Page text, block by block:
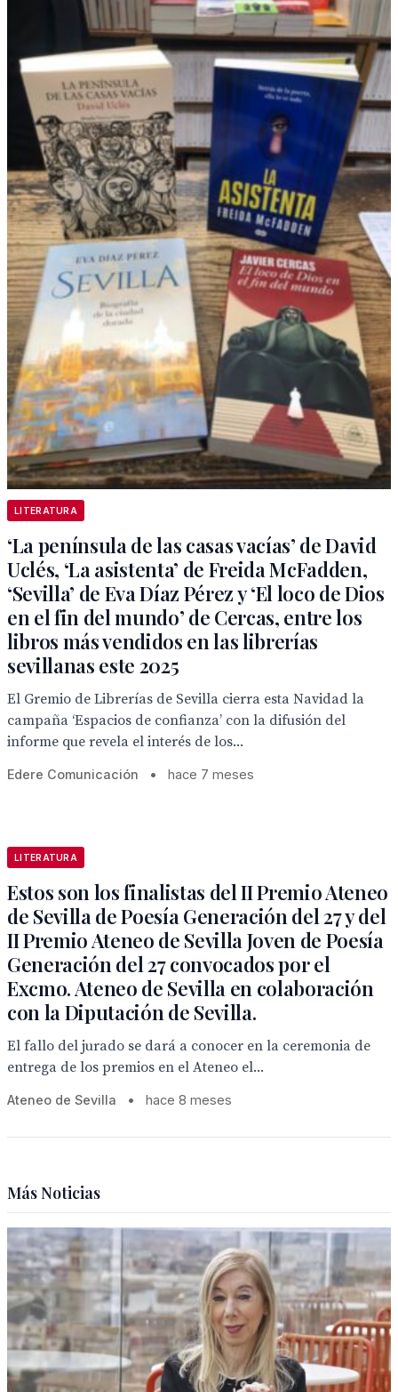
LITERATURA
‘La península de las casas vacías’ de David
Uclés, ‘La asistenta’ de Freida McFadden,
‘Sevilla’ de Eva Díaz Pérez y ‘El loco de Dios
en el fin del mundo’ de Cercas, entre los
libros más vendidos en las librerías
sevillanas este 2025
El Gremio de Librerías de Sevilla cierra esta Navidad la
campaña ‘Espacios de confianza’ con la difusión del
informe que revela el interés de los...
Edere Comunicación • hace 7 meses
LITERATURA
Estos son los finalistas del II Premio Ateneo
de Sevilla de Poesía Generación del 27 y del
II Premio Ateneo de Sevilla Joven de Poesía
Generación del 27 convocados por el
Excmo. Ateneo de Sevilla en colaboración
con la Diputación de Sevilla.
El fallo del jurado se dará a conocer en la ceremonia de
entrega de los premios en el Ateneo el...
Ateneo de Sevilla • hace 8 meses
Más Noticias